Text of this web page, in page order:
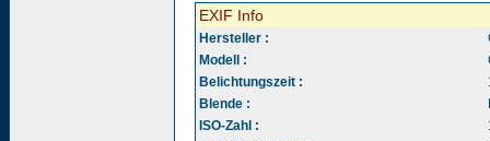
EXIF Info
Hersteller :
Modell :
Belichtungszeit :
Blende :
ISO-Zahl :